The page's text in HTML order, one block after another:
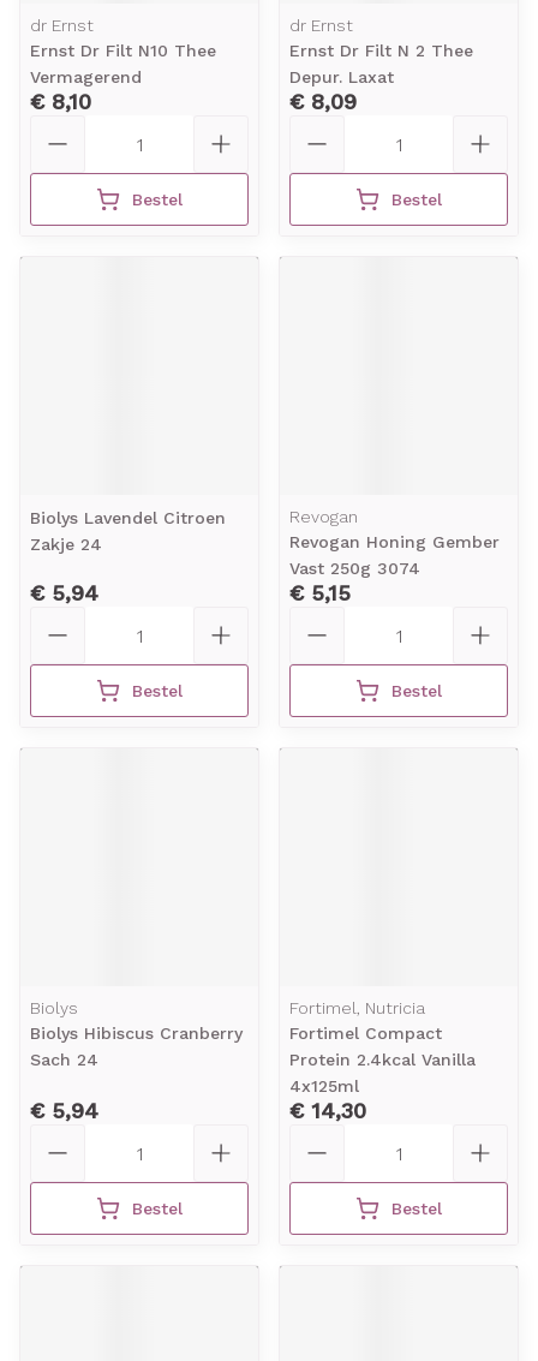
dr Ernst
Ernst Dr Filt N10 Thee
Vermagerend
€ 8,10
Bestel
dr Ernst
Ernst Dr Filt N 2 Thee
Depur. Laxat
€ 8,09
Bestel
Biolys Lavendel Citroen
Zakje 24
€ 5,94
Bestel
Revogan
Revogan Honing Gember
Vast 250g 3074
€ 5,15
Bestel
Biolys
Biolys Hibiscus Cranberry
Sach 24
€ 5,94
Bestel
Fortimel, Nutricia
Fortimel Compact
Protein 2.4kcal Vanilla
4x125ml
€ 14,30
Bestel